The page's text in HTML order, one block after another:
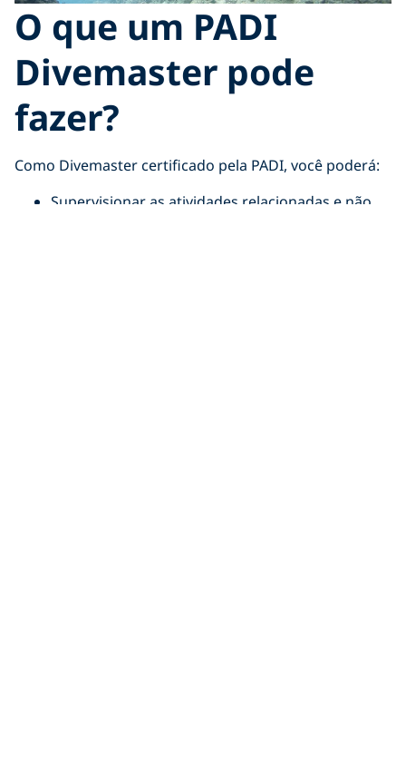
O que um PADI
Divemaster pode
fazer?
Como Divemaster certificado pela PADI, você poderá:
Supervisionar as atividades relacionadas e não